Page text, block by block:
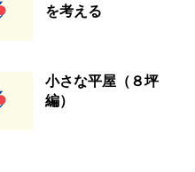
を考える
小さな平屋（８坪
編）